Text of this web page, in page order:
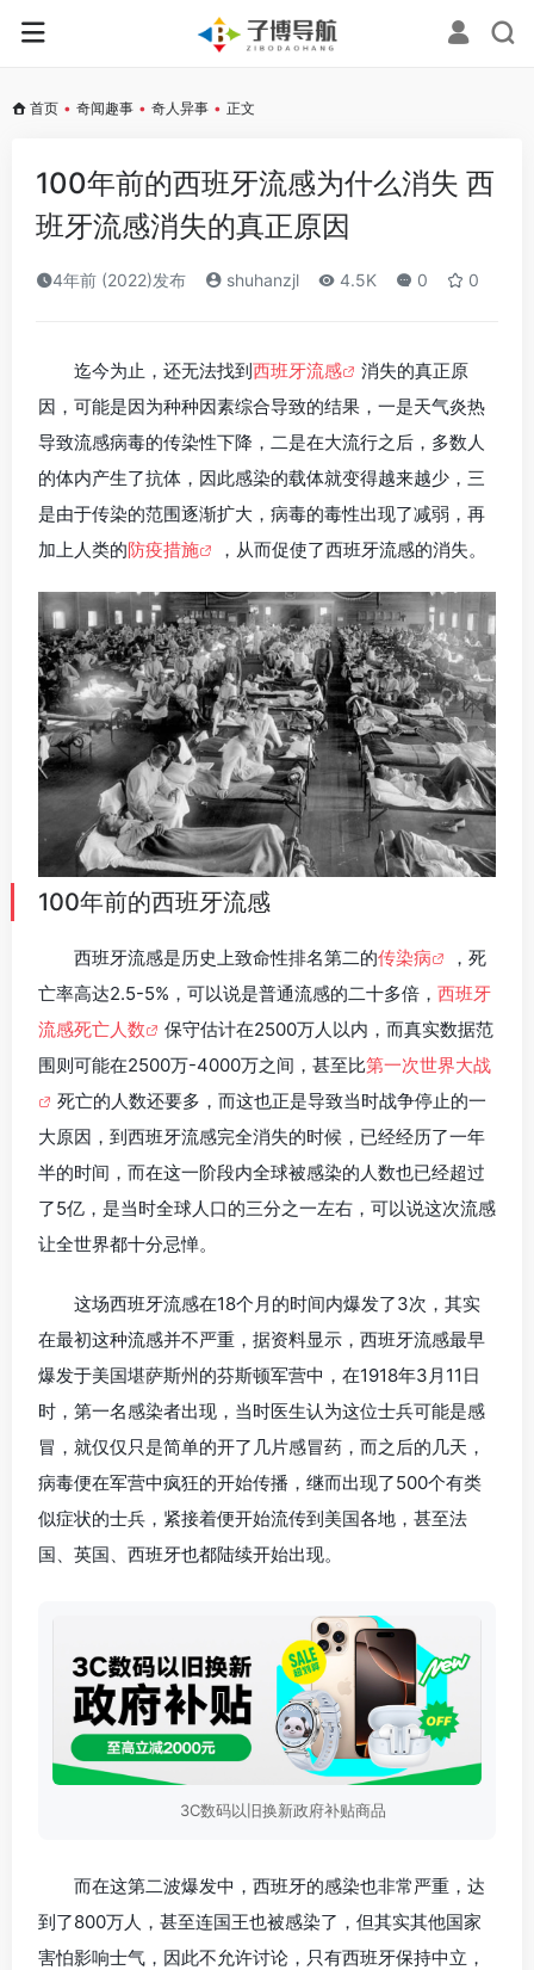
首页 • 奇闻趣事 • 奇人异事 • 正文
100年前的西班牙流感为什么消失 西
班牙流感消失的真正原因
4年前 (2022)发布 shuhanzjl 4.5K 0 0
迄今为止，还无法找到西班牙流感
消失的真正原
因，可能是因为种种因素综合导致的结果，一是天气炎热
导致流感病毒的传染性下降，二是在大流行之后，多数人
的体内产生了抗体，因此感染的载体就变得越来越少，三
是由于传染的范围逐渐扩大，病毒的毒性出现了减弱，再
加上人类的防疫措施 ，从而促使了西班牙流感的消失。
100年前的西班牙流感
西班牙流感是历史上致命性排名第二的传染病
，死
亡率高达2.5-5%，可以说是普通流感的二十多倍， 西班牙
流感死亡人数
保守估计在2500万人以内，而真实数据范
围则可能在2500万-4000万之间，甚至比第一次世界大战
死亡的人数还要多，而这也正是导致当时战争停止的一
大原因，到西班牙流感完全消失的时候，已经经历了一年
半的时间，而在这一阶段内全球被感染的人数也已经超过
了5亿，是当时全球人口的三分之一左右，可以说这次流感
让全世界都十分忌惮。
这场西班牙流感在18个月的时间内爆发了3次，其实
在最初这种流感并不严重，据资料显示，西班牙流感最早
爆发于美国堪萨斯州的芬斯顿军营中，在1918年3月11日
时，第一名感染者出现，当时医生认为这位士兵可能是感
冒，就仅仅只是简单的开了几片感冒药，而之后的几天，
病毒便在军营中疯狂的开始传播，继而出现了500个有类
似症状的士兵，紧接着便开始流传到美国各地，甚至法
国、英国、西班牙也都陆续开始出现。
3C数码以旧换新政府补贴商品
而在这第二波爆发中，西班牙的感染也非常严重，达
到了800万人，甚至连国王也被感染了，但其实其他国家
害怕影响士气，因此不允许讨论，只有西班牙保持中立，